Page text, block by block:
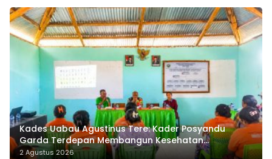
Kades Uabau Agustinus Tere: Kader Posyandu
Garda Terdepan Membangun Kesehatan
Masyarakat Desa
2 Agustus 2026